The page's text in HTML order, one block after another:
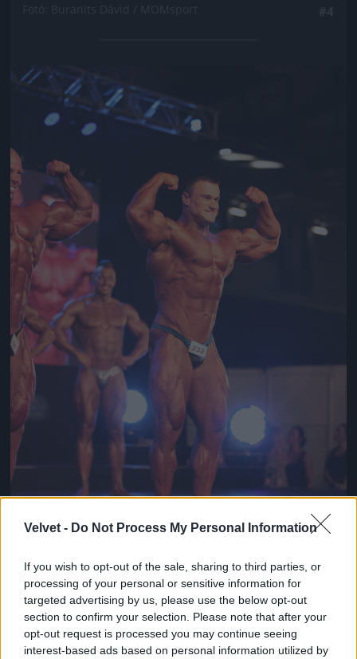
Velvet - Do Not Process My Personal Information
If you wish to opt-out of the sale, sharing to third parties, or
processing of your personal or sensitive information for
targeted advertising by us, please use the below opt-out
section to confirm your selection. Please note that after your
opt-out request is processed you may continue seeing
interest-based ads based on personal information utilized by
Jön még kép!
„A rendezvény ezúttal is neves nemzetközi sztárokat
vonultatott fel.”
Fotó: Buranits Dávid / MOMsport